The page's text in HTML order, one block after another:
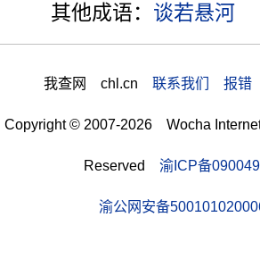
其他成语： 谈若悬河
我查网 chl.cn 联系我们 报错
Copyright © 2007-2026 Wocha
Reserved 渝ICP备
渝公网安备